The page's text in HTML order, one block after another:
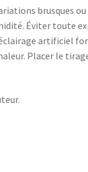
brusques
Éviter toute
artificiel
Placer le